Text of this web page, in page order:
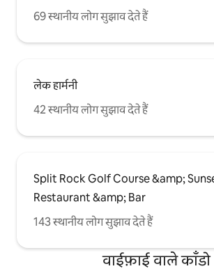
69 स्थानीय लोग सुझाव देते हैं
लेक हार्मनी
42 स्थानीय लोग सुझाव देते हैं
Split Rock Golf Course &amp;
Restaurant &amp; Bar
143 स्थानीय लोग सुझाव देते हैं
वाईफ़ाई वाले काँडो